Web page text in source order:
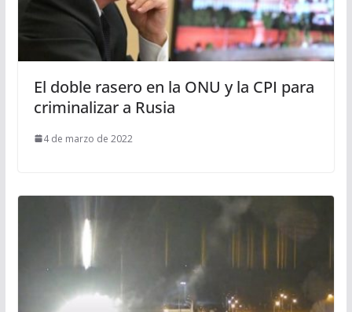
El doble rasero en la ONU y la CPI para
criminalizar a Rusia
4 de marzo de 2022